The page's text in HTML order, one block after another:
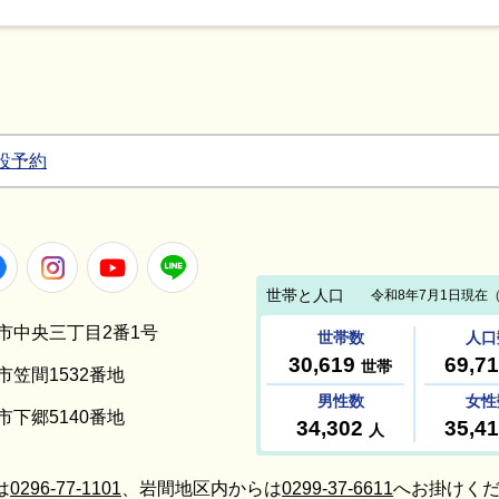
予約
FacebookInstagramYoutube
中央三丁目2番1号
笠間1532番地
下郷5140番地
0296-77-1101 、岩間地区内からは0299-37-6611へお掛けく